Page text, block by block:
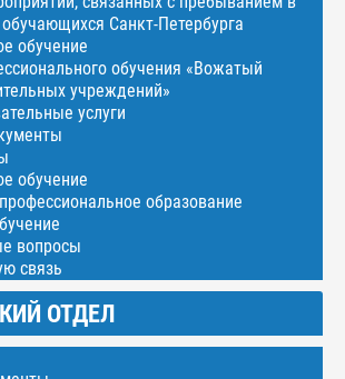
Санкт-Петербурга
обучение
обучения «Вожатый
учреждений»
услуги
обучение
образование
вопросы
связь
ОТДЕЛ